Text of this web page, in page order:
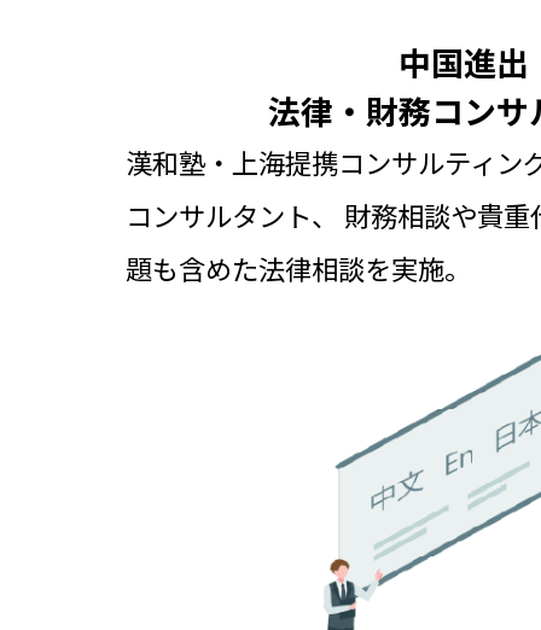
中国進出
法律・財務コンサ
漢和塾・上海提携コンサルティン
コンサルタント、
財務相談や貴
題も含めた法律相談を実施。